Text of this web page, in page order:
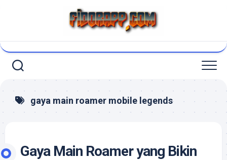
gaya main roamer mobile legends
Gaya Main Roamer yang Bikin